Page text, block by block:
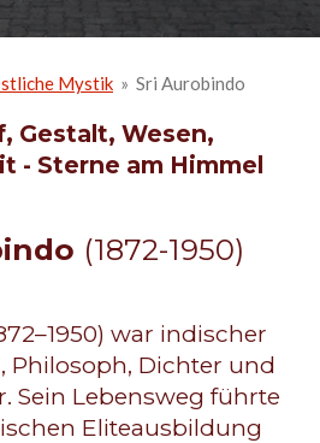
Mystik » Sri Aurobindo
Gestalt, Wesen,
- Sterne am Himmel
(1872-1950)
war indischer
Philosoph, Dichter und
Sein Lebensweg führte
Eliteausbildung